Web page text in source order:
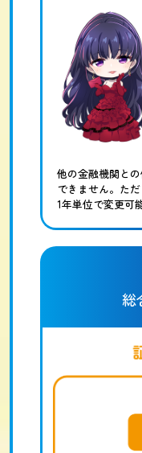
他の金融機関と
できません。た
1年単位で変更可
総